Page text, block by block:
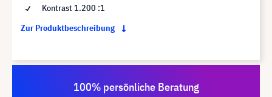
Kontrast 1.200 :1
Zur Produktbeschreibung
100% persönliche Beratung